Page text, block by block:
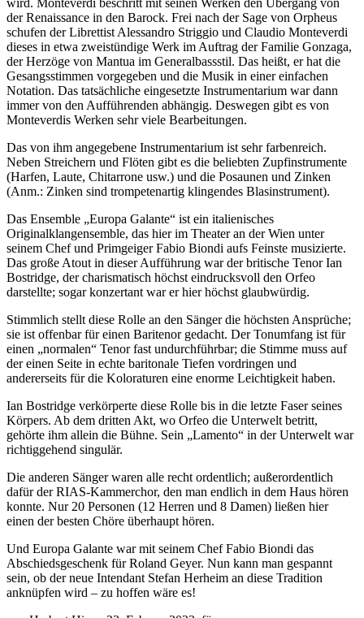
der Renaissance in den Barock. Frei nach der Sage von Orpheus
schufen der Librettist Alessandro Striggio und Claudio Monteverdi
dieses in etwa zweistündige Werk im Auftrag der Familie Gonzaga,
der Herzöge von Mantua im Generalbassstil. Das heißt, er hat die
Gesangsstimmen vorgegeben und die Musik in einer einfachen
Notation. Das tatsächliche eingesetzte Instrumentarium war dann
immer von den Aufführenden abhängig. Deswegen gibt es von
Monteverdis Werken sehr viele Bearbeitungen.
Das von ihm angegebene Instrumentarium ist sehr farbenreich.
Neben Streichern und Flöten gibt es die beliebten Zupfinstrumente
(Harfen, Laute, Chitarrone usw.) und die Posaunen und Zinken
(Anm.: Zinken sind trompetenartig klingendes Blasinstrument).
Das Ensemble „Europa Galante“ ist ein italienisches
Originalklangensemble, das hier im Theater an der Wien unter
seinem Chef und Primgeiger Fabio Biondi aufs Feinste musizierte.
Das große Atout in dieser Aufführung war der britische Tenor Ian
Bostridge, der charismatisch höchst eindrucksvoll den Orfeo
darstellte; sogar konzertant war er hier höchst glaubwürdig.
Stimmlich stellt diese Rolle an den Sänger die höchsten Ansprüche;
sie ist offenbar für einen Baritenor gedacht. Der Tonumfang ist für
einen „normalen“ Tenor fast undurchführbar; die Stimme muss auf
der einen Seite in echte baritonale Tiefen vordringen und
andererseits für die Koloraturen eine enorme Leichtigkeit haben.
Ian Bostridge verkörperte diese Rolle bis in die letzte Faser seines
Körpers. Ab dem dritten Akt, wo Orfeo die Unterwelt betritt,
gehörte ihm allein die Bühne. Sein „Lamento“ in der Unterwelt war
richtiggehend singulär.
Die anderen Sänger waren alle recht ordentlich; außerordentlich
dafür der RIAS-Kammerchor, den man endlich in dem Haus hören
konnte. Nur 20 Personen (12 Herren und 8 Damen) ließen hier
einen der besten Chöre überhaupt hören.
Und Europa Galante war mit seinem Chef Fabio Biondi das
Abschiedsgeschenk für Roland Geyer. Nun kann man gespannt
sein, ob der neue Intendant Stefan Herheim an diese Tradition
anknüpfen wird – zu hoffen wäre es!